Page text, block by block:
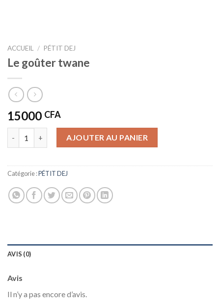
ACCUEIL / PÉTIT DEJ
Le goûter twane
15000 CFA
quantité de Le goûter twaneAJOUTER AU PANIER
Catégorie :PÉTIT DEJ
AVIS (0)
Avis
Il n’y a pas encore d’avis.